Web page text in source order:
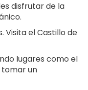
disfrutar de la
Visita el Castillo de
lugares como el
tomar un